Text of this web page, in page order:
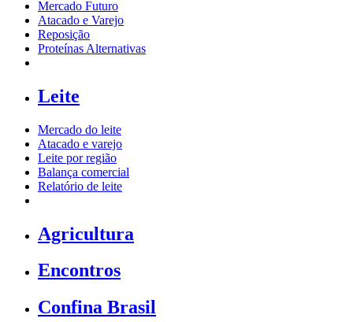
Mercado Futuro
Atacado e Varejo
Reposição
Proteínas Alternativas
Leite
Mercado do leite
Atacado e varejo
Leite por região
Balança comercial
Relatório de leite
Agricultura
Encontros
Confina Brasil